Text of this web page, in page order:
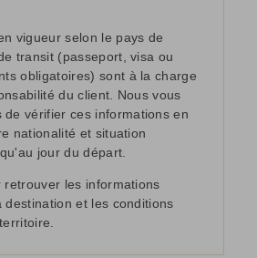
vigueur selon le pays de
transit (passeport, visa ou
obligatoires) sont à la charge
du client. Nous vous
de vérifier ces informations en
nationalité et situation
jour du départ.
retrouver les informations
destination et les conditions